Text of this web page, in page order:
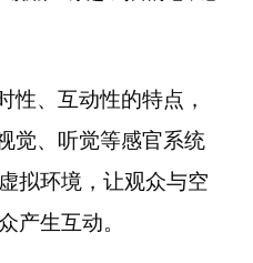
性、互动性的特点，
觉、听觉等感官系统
拟环境，让观众与空
产生互动。